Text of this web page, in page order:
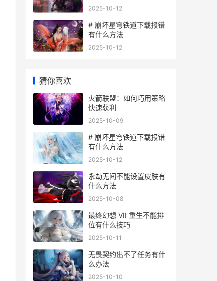
2025-10-12
# 崩坏星穹铁道下载报错
有什么方法
2025-10-12
猜你喜欢
火箭联盟：如何巧用策略
快速获利
2025-10-09
# 崩坏星穹铁道下载报错
有什么方法
2025-10-12
永劫无间不能设置皮肤有
什么方法
2025-10-08
最终幻想 VII 重生不能排
位有什么技巧
2025-10-11
无畏契约出不了任务有什
么办法
2025-10-10